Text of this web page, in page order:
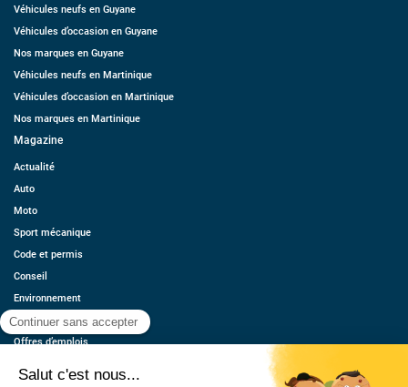
Véhicules neufs en Guyane
Véhicules d’occasion en Guyane
Nos marques en Guyane
Véhicules neufs en Martinique
Véhicules d’occasion en Martinique
Nos marques en Martinique
Magazine
Actualité
Auto
Moto
Sport mécanique
Code et permis
Conseil
Environnement
Économie
Offres d’emplois